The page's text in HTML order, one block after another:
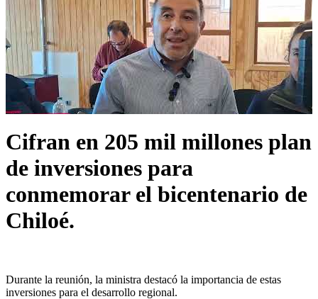
Cifran en 205 mil millones plan
de inversiones para
conmemorar el bicentenario de
Chiloé.
Durante la reunión, la ministra destacó la importancia de estas
inversiones para el desarrollo regional.